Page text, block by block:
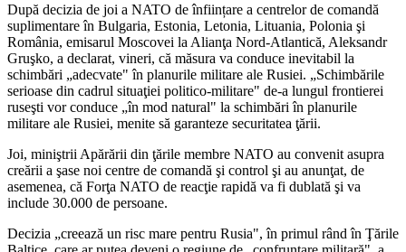
După decizia de joi a NATO de înființare a centrelor de comandă
suplimentare în Bulgaria, Estonia, Letonia, Lituania, Polonia şi
România, emisarul Moscovei la Alianţa Nord-Atlantică, Aleksandr
Gruşko, a declarat, vineri, că măsura va conduce inevitabil la
schimbări „adecvate" în planurile militare ale Rusiei. „Schimbările
serioase din cadrul situaţiei politico-militare" de-a lungul frontierei
ruseşti vor conduce „în mod natural" la schimbări în planurile
militare ale Rusiei, menite să garanteze securitatea ţării.
Joi, miniştrii Apărării din ţările membre NATO au convenit asupra
creării a şase noi centre de comandă şi control şi au anunţat, de
asemenea, că Forţa NATO de reacţie rapidă va fi dublată şi va
include 30.000 de persoane.
Decizia „creează un risc mare pentru Rusia", în primul rând în Ţările